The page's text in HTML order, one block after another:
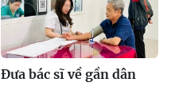
Đưa bác sĩ về gần dân